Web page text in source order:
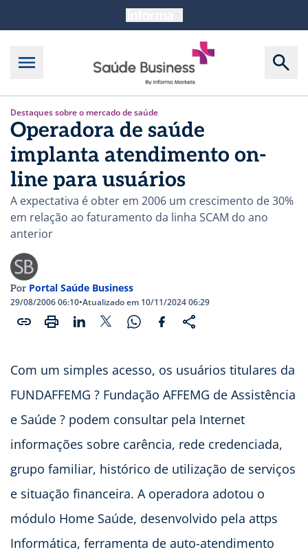
Destaques sobre o mercado de saúde
Operadora de saúde
implanta atendimento on-
line para usuários
A expectativa é obter em 2006 um crescimento de 30%
em relação ao faturamento da linha SCAM do ano
anterior
Por Portal Saúde Business
29/08/2006 06:10•Atualizado em 10/11/2024 06:29
Com um simples acesso, os usuários titulares da
FUNDAFFEMG ? Fundação AFFEMG de Assistência
e Saúde ? podem consultar pela Internet
informações sobre carência, rede credenciada,
grupo familiar, histórico de utilização de serviços
e situação financeira. A operadora adotou o
módulo Home Saúde, desenvolvido pela attps
Informática, ferramenta de auto-atendimento